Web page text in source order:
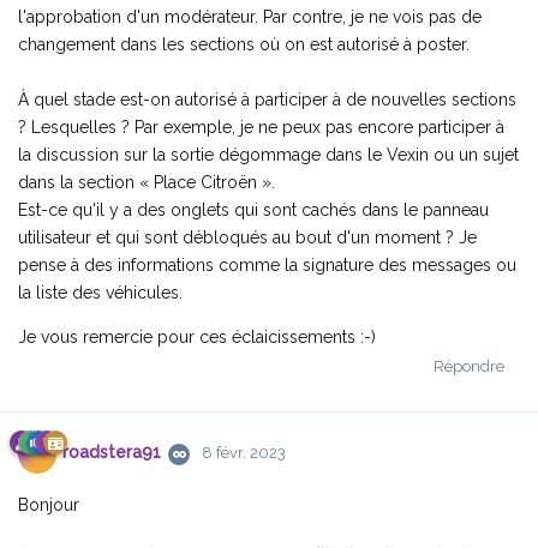
l'approbation d'un modérateur. Par contre, je ne vois pas de
changement dans les sections où on est autorisé à poster.
À quel stade est-on autorisé à participer à de nouvelles sections
? Lesquelles ? Par exemple, je ne peux pas encore participer à
la discussion sur la sortie dégommage dans le Vexin ou un sujet
dans la section « Place Citroën ».
Est-ce qu'il y a des onglets qui sont cachés dans le panneau
utilisateur et qui sont débloqués au bout d'un moment ? Je
pense à des informations comme la signature des messages ou
la liste des véhicules.
Je vous remercie pour ces éclaicissements :-)
Répondre
roadstera91 8 févr. 2023
Bonjour